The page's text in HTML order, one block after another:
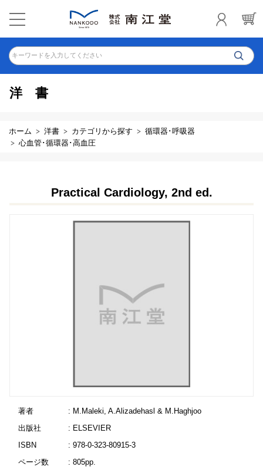
キーワードを入力してください
洋書
ホーム 洋書 カテゴリから探す
循環器･呼吸器
心血管･循環器･高血圧
Practical Cardiology, 2nd ed.
著者
: M.Maleki, A.Alizadehasl & M.Haghjoo
出版社
: ELSEVIER
ISBN
: 978-0-323-80915-3
ページ数
: 805pp.